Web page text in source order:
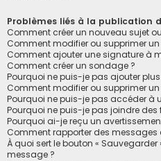
Problèmes liés à la publication
Comment créer un nouveau sujet
Comment modifier ou supprimer
Comment ajouter une signature à
Comment créer un sondage ?
Pourquoi ne puis-je pas ajouter
Comment modifier ou supprimer
Pourquoi ne puis-je pas accéder à
Pourquoi ne puis-je pas joindre
Pourquoi ai-je reçu un
Comment rapporter des messages
À quoi sert le bouton «
message ?